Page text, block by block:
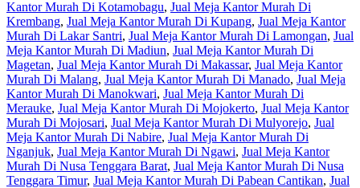
Kantor Murah Di Kotamobagu, Jual Meja Kantor Murah Di
Krembang, Jual Meja Kantor Murah Di Kupang, Jual Meja Kantor
Murah Di Lakar Santri, Jual Meja Kantor Murah Di Lamongan, Jual
Meja Kantor Murah Di Madiun, Jual Meja Kantor Murah Di
Magetan, Jual Meja Kantor Murah Di Makassar, Jual Meja Kantor
Murah Di Malang, Jual Meja Kantor Murah Di Manado, Jual Meja
Kantor Murah Di Manokwari, Jual Meja Kantor Murah Di
Merauke, Jual Meja Kantor Murah Di Mojokerto, Jual Meja Kantor
Murah Di Mojosari, Jual Meja Kantor Murah Di Mulyorejo, Jual
Meja Kantor Murah Di Nabire, Jual Meja Kantor Murah Di
Nganjuk, Jual Meja Kantor Murah Di Ngawi, Jual Meja Kantor
Murah Di Nusa Tenggara Barat, Jual Meja Kantor Murah Di Nusa
Tenggara Timur, Jual Meja Kantor Murah Di Pabean Cantikan, Jual